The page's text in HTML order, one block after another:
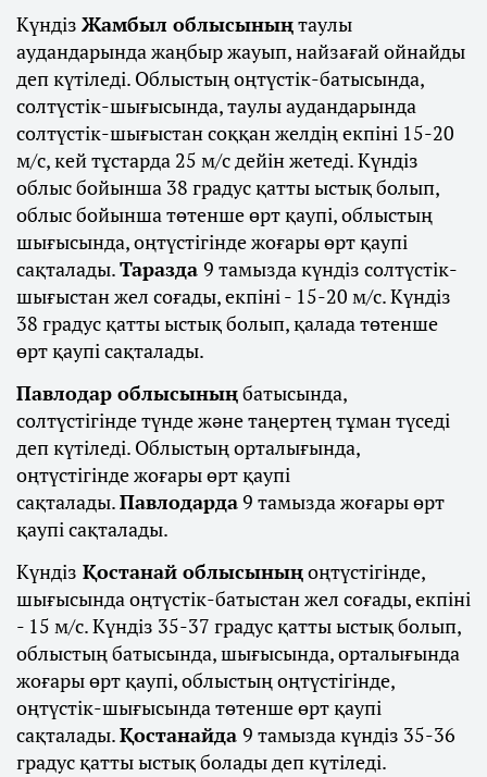
Күндіз Жамбыл облысыныңтаулы
аудандарында жаңбыр жауып, найзағай ойнайды
деп күтіледі. Облыстың оңтүстік-батысында,
солтүстік-шығысында, таулы аудандарында
солтүстік-шығыстан соққан желдің екпіні 15-20
м/с, кей тұстарда 25 м/с дейін жетеді. Күндіз
облыс бойынша 38 градус қатты ыстық болып,
облыс бойынша төтенше өрт қаупі, облыстың
шығысында, оңтүстігінде жоғары өрт қаупі
сақталады.Таразда 9 тамызда күндіз солтүстік-
шығыстан жел соғады, екпіні - 15-20 м/с. Күндіз
38 градус қатты ыстық болып, қалада төтенше
өрт қаупі сақталады.
Павлодар облысыныңбатысында,
солтүстігінде түнде және таңертең тұман түседі
деп күтіледі. Облыстың орталығында,
оңтүстігінде жоғары өрт қаупі
сақталады.Павлодарда9 тамызда жоғары өрт
қаупі сақталады.
Күндіз Қостанай облысыныңоңтүстігінде,
шығысында оңтүстік-батыстан жел соғады, екпіні
- 15 м/с. Күндіз 35-37 градус қатты ыстық болып,
облыстың батысында, шығысында, орталығында
жоғары өрт қаупі, облыстың оңтүстігінде,
оңтүстік-шығысында төтенше өрт қаупі
сақталады.Қостанайда 9 тамызда күндіз 35-36
градус қатты ыстық болады деп күтіледі.